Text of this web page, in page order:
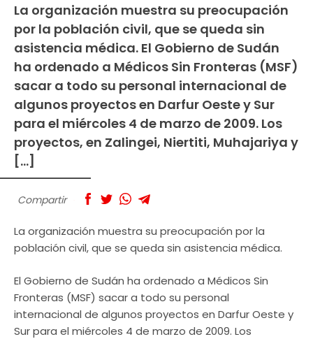
La organización muestra su preocupación
por la población civil, que se queda sin
asistencia médica. El Gobierno de Sudán
ha ordenado a Médicos Sin Fronteras (MSF)
sacar a todo su personal internacional de
algunos proyectos en Darfur Oeste y Sur
para el miércoles 4 de marzo de 2009. Los
proyectos, en Zalingei, Niertiti, Muhajariya y
[…]
Compartir
La organización muestra su preocupación por la
población civil, que se queda sin asistencia médica.
El Gobierno de Sudán ha ordenado a Médicos Sin
Fronteras (MSF) sacar a todo su personal
internacional de algunos proyectos en Darfur Oeste y
Sur para el miércoles 4 de marzo de 2009. Los